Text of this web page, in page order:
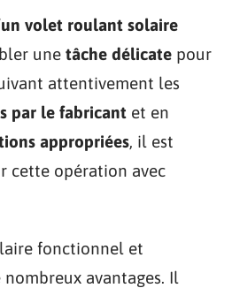
volet roulant solaire
une tâche délicate pour
attentivement les
par le fabricant et en
appropriées, il est
cette opération avec
fonctionnel et
avantages. Il